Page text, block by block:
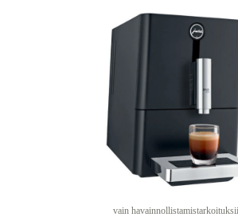
vain